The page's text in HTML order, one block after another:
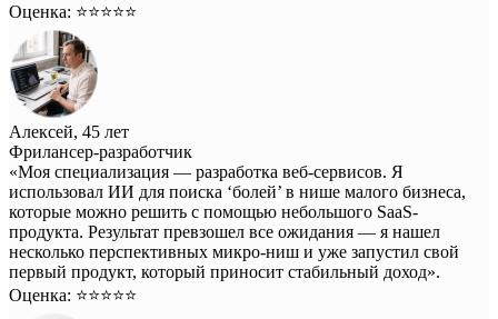
Оценка: ⭐️⭐️⭐️⭐️⭐️
Алексей, 45 лет
Фрилансер-разработчик
«Моя специализация — разработка веб-сервисов. Я
использовал ИИ для поиска ‘болей’ в нише малого бизнеса,
которые можно решить с помощью небольшого SaaS-
продукта. Результат превзошел все ожидания — я нашел
несколько перспективных микро-ниш и уже запустил свой
первый продукт, который приносит стабильный доход».
Оценка: ⭐️⭐️⭐️⭐️⭐️